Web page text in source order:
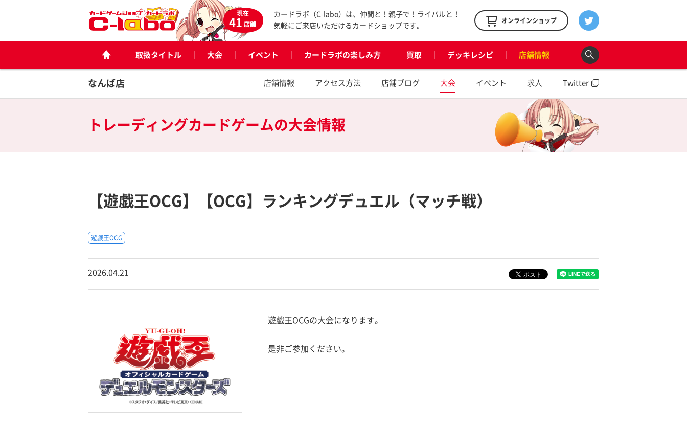
現在
41店舗
カードラボ（C-labo）は、仲間と！親子で！ライバルと！
気軽にご来店いただけるカードショップです。
オンラインショップ
取扱タイトル 大会 イベント カードラボの楽しみ方 買取 デッキレシピ 店舗情報
なんば店 店舗情報 アクセス方法 店舗ブログ 大会 イベント 求人 Twitter
トレーディングカードゲームの大会情報
【遊戯王OCG】【OCG】ランキングデュエル（マッチ戦）
遊戯王OCG
2026.04.21
遊戯王OCGの大会になります。
是非ご参加ください。